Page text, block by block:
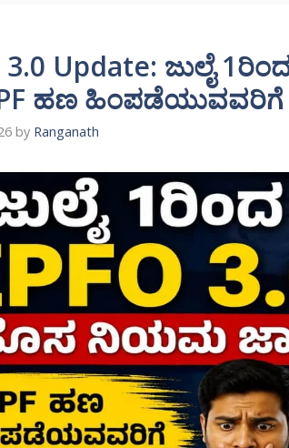
3.0 Update: ಜುಲೈ
ಹಣ ಹಿಂಪಡೆಯುವವರಿಗೆ
by Ranganath